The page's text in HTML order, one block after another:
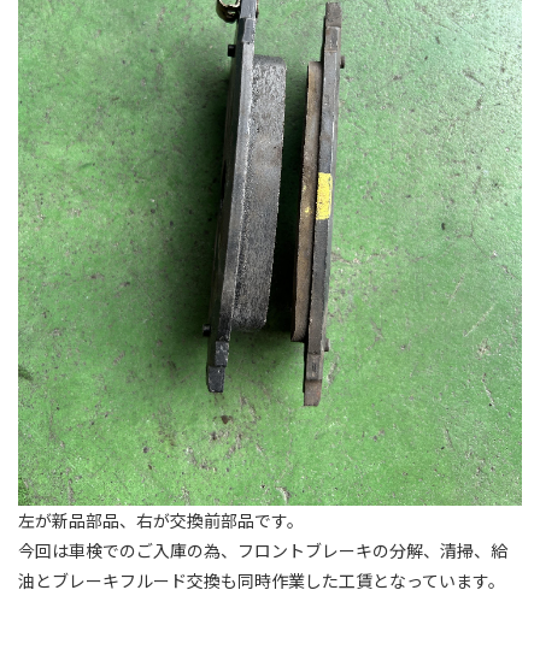
左が新品部品、右が交換前部品です。
今回は車検でのご入庫の為、フロントブレーキの分解、清掃、給
油とブレーキフルード交換も同時作業した工賃となっています。